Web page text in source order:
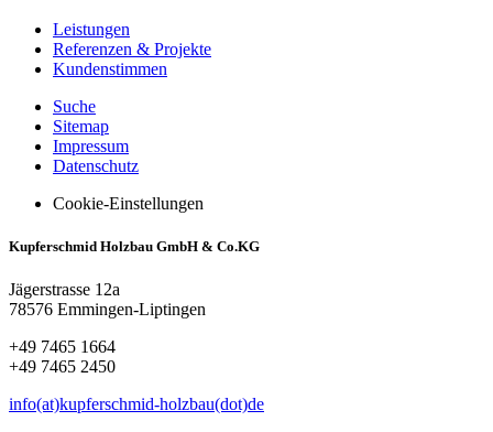
Leistungen
Referenzen & Projekte
Kundenstimmen
Suche
Sitemap
Impressum
Datenschutz
Cookie-Einstellungen
Kupferschmid Holzbau GmbH & Co.KG
Jägerstrasse 12a
78576 Emmingen-Liptingen
+49 7465 1664
+49 7465 2450
info(at)kupferschmid-holzbau(dot)de